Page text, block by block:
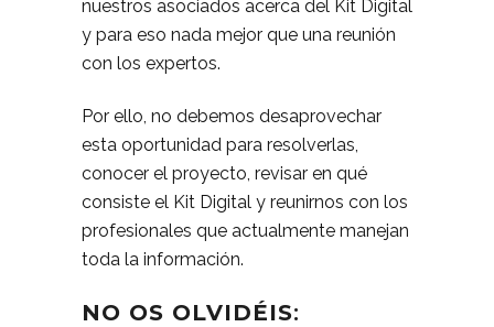
nuestros asociados acerca del Kit Digital
y para eso nada mejor que una reunión
con los expertos.
Por ello, no debemos desaprovechar
esta oportunidad para resolverlas,
conocer el proyecto, revisar en qué
consiste el Kit Digital y reunirnos con los
profesionales que actualmente manejan
toda la información.
NO OS OLVIDÉIS: